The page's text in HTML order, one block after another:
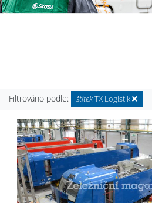
Filtrováno podle: štítekTX Logistik